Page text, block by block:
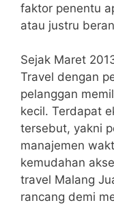
faktor penentu
atau justru
Sejak Maret
Travel dengan
pelanggan
kecil. Terdapat
tersebut, yakni
manajemen
kemudahan
travel Malang
rancang demi